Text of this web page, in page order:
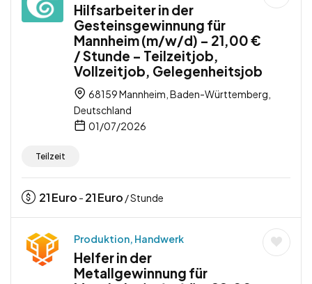
Hilfsarbeiter in der
Gesteinsgewinnung für
Mannheim (m/w/d) – 21,00 €
/ Stunde – Teilzeitjob,
Vollzeitjob, Gelegenheitsjob
68159 Mannheim, Baden-Württemberg,
Deutschland
01/07/2026
Teilzeit
21Euro - 21Euro / Stunde
Produktion, Handwerk
Helfer in der
Metallgewinnung für